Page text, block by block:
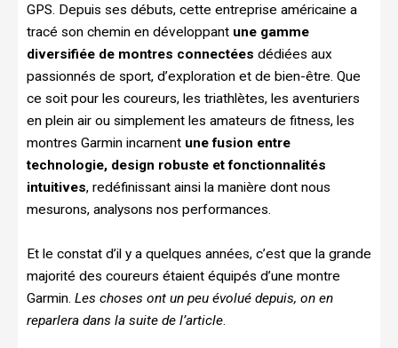
GPS. Depuis ses débuts, cette entreprise américaine a
tracé son chemin en développant une gamme
diversifiée de montres connectées dédiées aux
passionnés de sport, d’exploration et de bien-être. Que
ce soit pour les coureurs, les triathlètes, les aventuriers
en plein air ou simplement les amateurs de fitness, les
montres Garmin incarnent une fusion entre
technologie, design robuste et fonctionnalités
intuitives, redéfinissant ainsi la manière dont nous
mesurons, analysons nos performances.
Et le constat d’il y a quelques années, c’est que la grande
majorité des coureurs étaient équipés d’une montre
Garmin. Les choses ont un peu évolué depuis, on en
reparlera dans la suite de l’article